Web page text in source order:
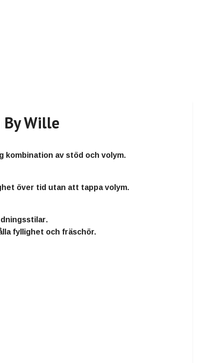
Wille
kombination av stöd och volym.
över tid utan att tappa volym.
.
fyllighet och fräschör.